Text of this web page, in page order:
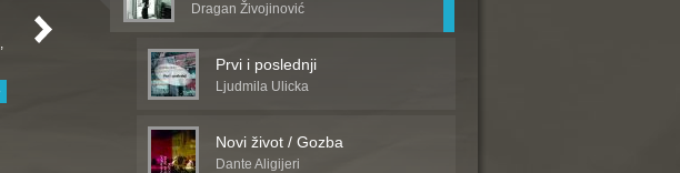
Dragan Živojinović
Prvi i poslednji
Ljudmila Ulicka
Novi život / Gozba
Dante Aligijeri